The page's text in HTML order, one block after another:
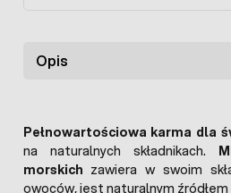
Opis
Pełnowartościowa karma dla
na naturalnych składnikach.
morskich zawiera w swoim
owoców, jest naturalnym źródłem